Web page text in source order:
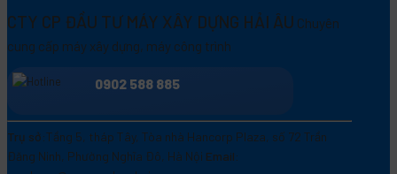
CTY CP ĐẦU TƯ MÁY XÂY DỰNG HẢI ÂU Chuyên
cung cấp máy xây dựng, máy công trình
0902 588 885
Trụ sở:Tầng 5, tháp Tây, Tòa nhà Hancorp Plaza, số 72 Trần
Đăng Ninh, Phường Nghĩa Đô, Hà Nội Email: